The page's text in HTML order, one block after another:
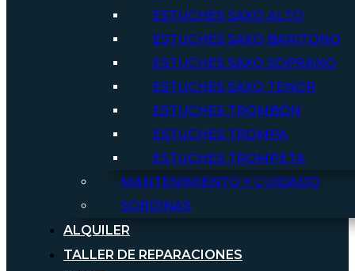
ESTUCHES SAXO ALTO
ESTUCHES SAXO BARITONO
ESTUCHES SAXO SOPRANO
ESTUCHES SAXO TENOR
ESTUCHES TROMBÓN
ESTUCHES TROMPA
ESTUCHES TROMPETA
MANTENIMIENTO Y CUIDADO
SORDINAS
ALQUILER
TALLER DE REPARACIONES